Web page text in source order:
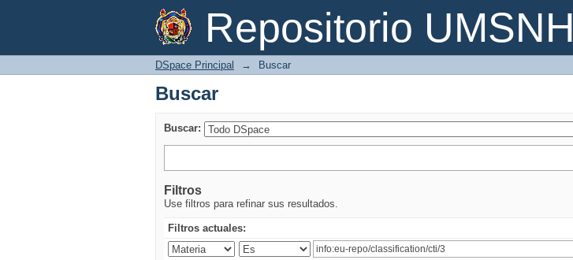
Repositorio UMSNH
Buscar
DSpace Principal → Buscar
Buscar
Buscar:
Filtros
Use filtros para refinar sus resultados.
Filtros actuales: